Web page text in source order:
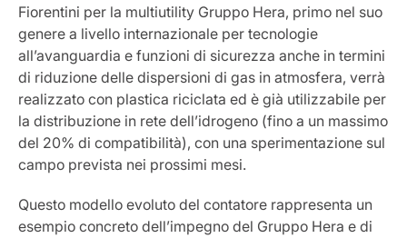
Fiorentini per la multiutility Gruppo Hera, primo nel suo
genere a livello internazionale per tecnologie
all’avanguardia e funzioni di sicurezza anche in termini
di riduzione delle dispersioni di gas in atmosfera, verrà
realizzato con plastica riciclata ed è già utilizzabile per
la distribuzione in rete dell’idrogeno (fino a un massimo
del 20% di compatibilità), con una sperimentazione sul
campo prevista nei prossimi mesi.
Questo modello evoluto del contatore rappresenta un
esempio concreto dell’impegno del Gruppo Hera e di